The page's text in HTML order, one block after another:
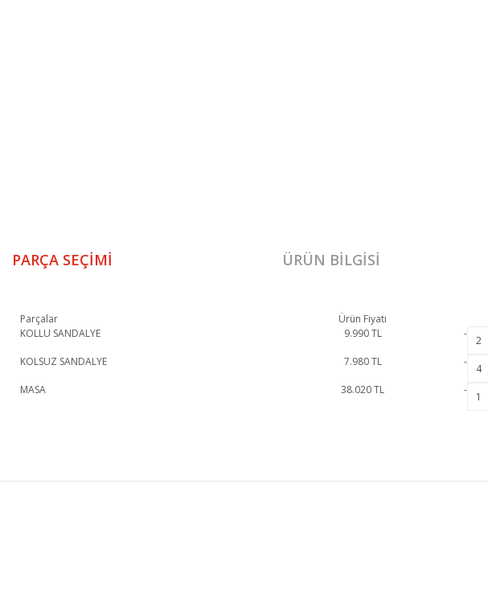
PARÇA SEÇIMI ÜRÜN BILGISI
Parçalar Ürün Fiyatı
KOLLU SANDALYE
9.990TL -
KOLSUZ SANDALYE 7.980TL -
MASA 38.020TL -